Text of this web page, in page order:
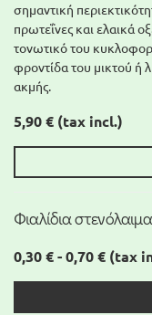
σημαντική
πρωτεΐνες και ελαικά
τονωτικό του
φροντίδα του μικτού ή
ακμής.
5,90 € (tax incl.)
Φιαλίδια
0,30 € - 0,70 € (tax